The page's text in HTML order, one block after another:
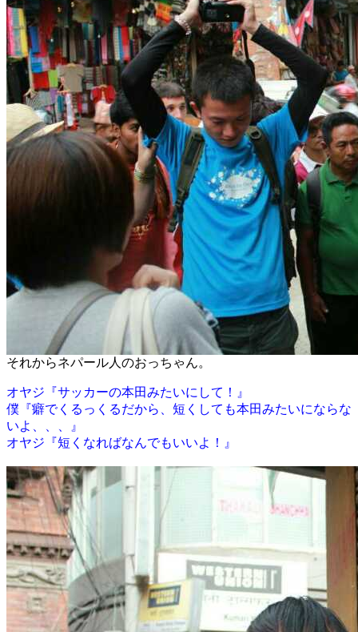
それからネパール人のおっちゃん。
オヤジ『サッカーの本田みたいにして！』
僕『癖でくるっくるだから、短くしても本田みたいにならな
いよ、、、』
オヤジ『短くなればなんでもいいよ！』